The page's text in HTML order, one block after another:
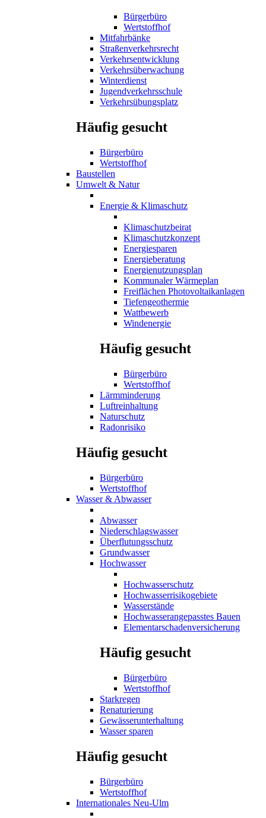
Bürgerbüro
Wertstoffhof
Mitfahrbänke
Straßenverkehrsrecht
Verkehrsentwicklung
Verkehrsüberwachung
Winterdienst
Jugendverkehrsschule
Verkehrsübungsplatz
Häufig gesucht
Bürgerbüro
Wertstoffhof
Baustellen
Umwelt & Natur
Energie & Klimaschutz
Klimaschutzbeirat
Klimaschutzkonzept
Energiesparen
Energieberatung
Energienutzungsplan
Kommunaler Wärmeplan
Freiflächen Photovoltaikanlagen
Tiefengeothermie
Wattbewerb
Windenergie
Häufig gesucht
Bürgerbüro
Wertstoffhof
Lärmminderung
Luftreinhaltung
Naturschutz
Radonrisiko
Häufig gesucht
Bürgerbüro
Wertstoffhof
Wasser & Abwasser
Abwasser
Niederschlagswasser
Überflutungsschutz
Grundwasser
Hochwasser
Hochwasserschutz
Hochwasserrisikogebiete
Wasserstände
Hochwasserangepasstes Bauen
Elementarschadenversicherung
Häufig gesucht
Bürgerbüro
Wertstoffhof
Starkregen
Renaturierung
Gewässerunterhaltung
Wasser sparen
Häufig gesucht
Bürgerbüro
Wertstoffhof
Internationales Neu-Ulm